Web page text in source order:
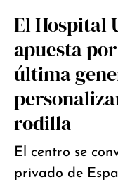
El Hospital
apuesta
última
rodilla
El centro se
privado de